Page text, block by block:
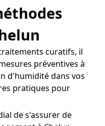
curatifs, il
préventives à
d'humidité dans vos
pratiques pour
de s'assurer de